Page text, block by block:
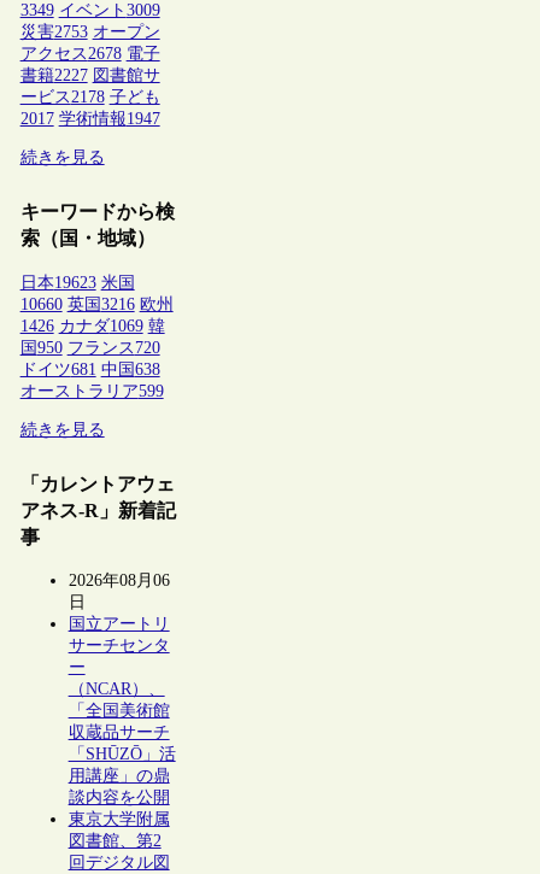
3349 イベント 3009
災害2753 オープン
アクセス2678 電子
書籍2227 図書館サ
ービス2178 子ども
2017 学術情報1947
続きを見る
キーワードから検
索（国・地域）
日本19623 米国
10660 英国3216 欧州
1426 カナダ1069 韓
国950 フランス 720
ドイツ681 中国638
オーストラリア599
続きを見る
「カレントアウェ
アネス-R」新着記
事
2026年08月06
日
国立アートリ
サーチセンタ
ー
（NCAR）、
「全国美術館
収蔵品サーチ
「SHŪZŌ」活
用講座」の鼎
談内容を公開
東京大学附属
図書館、第2
回デジタル図